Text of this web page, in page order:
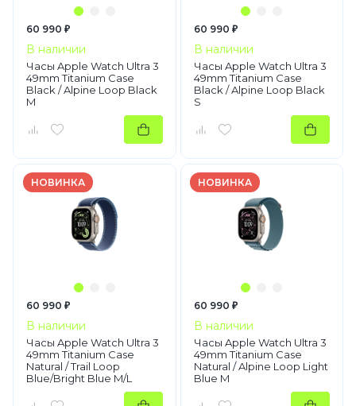
60 990 ₽
В наличии
Часы Apple Watch Ultra 3
49mm Titanium Case
Black / Alpine Loop Black
M
60 990 ₽
В наличии
Часы Apple Watch Ultra 3
49mm Titanium Case
Black / Alpine Loop Black
S
НОВИНКА
60 990 ₽
В наличии
Часы Apple Watch Ultra 3
49mm Titanium Case
Natural / Trail Loop
Blue/Bright Blue M/L
НОВИНКА
60 990 ₽
В наличии
Часы Apple Watch Ultra 3
49mm Titanium Case
Natural / Alpine Loop Light
Blue M